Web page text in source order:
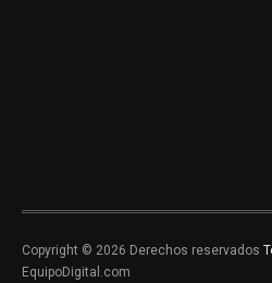
Copyright © 2026 Derechos reservados
EquipoDigital.com